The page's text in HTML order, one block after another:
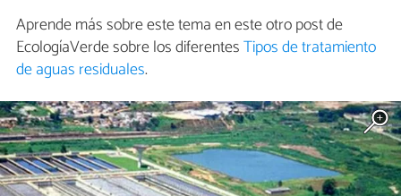
Aprende más sobre este tema en este otro post de
EcologíaVerde sobre los diferentesTipos de tratamiento
de aguas residuales.